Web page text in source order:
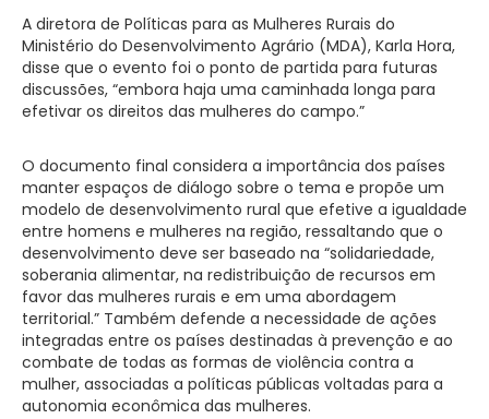
A diretora de Políticas para as Mulheres Rurais do
Ministério do Desenvolvimento Agrário (MDA), Karla Hora,
disse que o evento foi o ponto de partida para futuras
discussões, “embora haja uma caminhada longa para
efetivar os direitos das mulheres do campo.”
O documento final considera a importância dos países
manter espaços de diálogo sobre o tema e propõe um
modelo de desenvolvimento rural que efetive a igualdade
entre homens e mulheres na região, ressaltando que o
desenvolvimento deve ser baseado na “solidariedade,
soberania alimentar, na redistribuição de recursos em
favor das mulheres rurais e em uma abordagem
territorial.” Também defende a necessidade de ações
integradas entre os países destinadas à prevenção e ao
combate de todas as formas de violência contra a
mulher, associadas a políticas públicas voltadas para a
autonomia econômica das mulheres.